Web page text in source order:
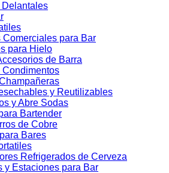
Delantales
Comerciales para Bar
para Hielo
de Barra
y Reutilizables
y Abre Sodas
Bartender
de Cobre
Bares
Refrigerados de Cerveza
y Estaciones para Bar